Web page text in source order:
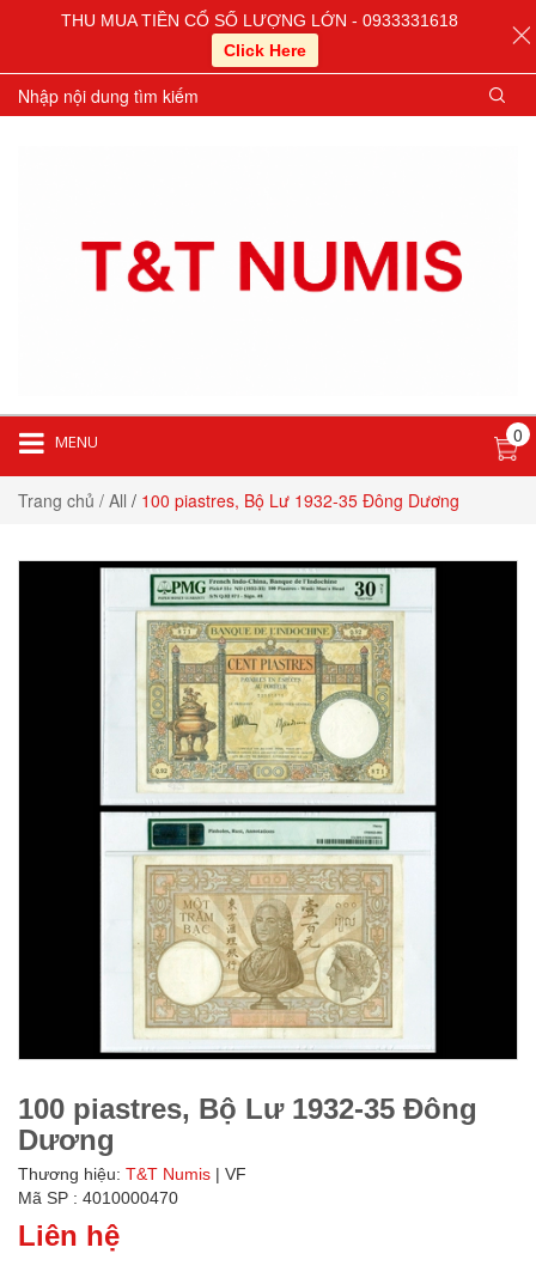
MENU 0
Trang chủ / All / 100 piastres, Bộ Lư 1932-35 Đông Dương
100 piastres, Bộ Lư 1932-35 Đông
Dương
Thương hiệu: T&T Numis | VF
Mã SP : 4010000470
Liên hệ
THU MUA TIỀN CỔ SỐ LƯỢNG LỚN - 0933331618
Click Here